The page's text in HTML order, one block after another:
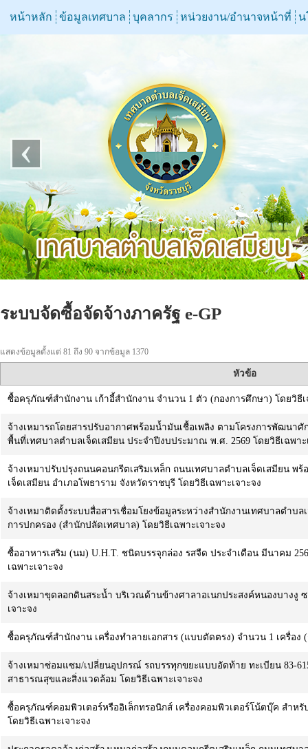
หน้าหลัก ข้อมูลเทศบาล บุคลากร หน่วยงาน/อำนาจหน้าที่ น
‹
ระบบจัดซื้อจัดจ้างภาครัฐ e-GP
แสดงข้อมูลตั้งแต่ 81 ถึง 90 จากข้อมูล 1370
หัวข้อ
ซื้อครุภัณฑ์สำนักงาน เก้าอี้สำนักงาน จำนวน 1 ตัว (กองการศึกษา) โดยวิธีเ
จ้างเหมารถโดยสารปรับอากาศพร้อมน้ำมันเชื้อเพลิง ตามโครงการพัฒนา
พื้นที่เทศบาลตำบลเจ็ดเสมียน ประจำปีงบประมาณ พ.ศ. 2569 โดยวิธีเฉพาะ
จ้างเหมาปรับปรุงถนนคอนกรีตเสริมเหล็ก ถนนเทศบาลตำบลเจ็ดเสมียน
เจ็ดเสมียน อำเภอโพธาราม จังหวัดราชบุรี โดยวิธีเฉพาะเจาะจง
จ้างเหมาติดตั้งระบบสื่อสารเชื่อมโยงข้อมูลระหว่างสำนักงานเทศบาลตำบ
การปกครอง (สำนักปลัดเทศบาล) โดยวิธีเฉพาะเจาะจง
ซื้ออาหารเสริม (นม) U.H.T. ชนิดบรรจุกล่อง รสจืด ประจำเดือน มีนาคม
เฉพาะเจาะจง
จ้างเหมาขุดลอกดินสระน้ำ บริเวณด้านข้างศาลาอเนกประสงค์หนองบางงู
เจาะจง
ซื้อครุภัณฑ์สำนักงาน เครื่องทำลายเอกสาร (แบบตัดตรง) จำนวน 1 เครื่อง
จ้างเหมาซ่อมแซม/เปลี่ยนอุปกรณ์ รถบรรทุกขยะแบบอัดท้าย ทะเบียน 83-
สาธารณสุขและสิ่งแวดล้อม โดยวิธีเฉพาะเจาะจง
ซื้อครุภัณฑ์คอมพิวเตอร์หรืออิเล็กทรอนิกส์ เครื่องคอมพิวเตอร์โน้ตบุ๊ค สำหรั
โดยวิธีเฉพาะเจาะจง